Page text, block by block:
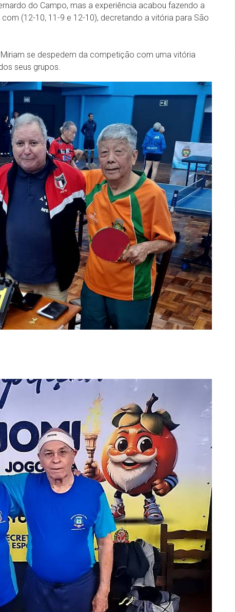
do Campo, mas a experiência acabou fazendo a
(12-10, 11-9 e 12-10), decretando a vitória para São
se despedem da competição com uma vitória
seus grupos.